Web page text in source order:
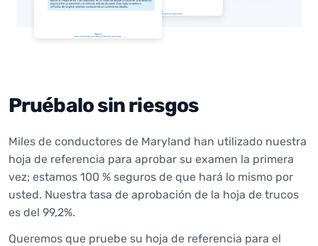
Pruébalo sin riesgos
Miles de conductores de Maryland han utilizado nuestra
hoja de referencia para aprobar su examen la primera
vez; estamos 100 % seguros de que hará lo mismo por
usted. Nuestra tasa de aprobación de la hoja de trucos
es del 99,2%.
Queremos que pruebe su hoja de referencia para el